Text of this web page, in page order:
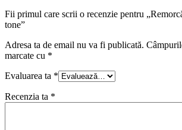
Fii primul care scrii o recenzie pentru
tone”
Adresa ta de email nu va fi publicată.
marcate cu *
Evaluarea ta *
Recenzia ta *